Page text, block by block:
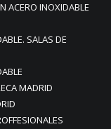
ACERO INOXIDABLE
SALAS DE
MADRID